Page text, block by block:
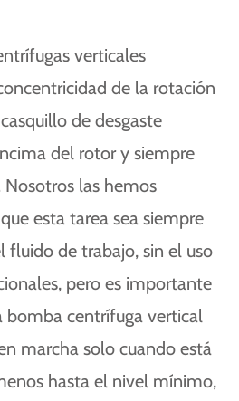
verticales
de la rotación
de desgaste
del rotor y siempre
Nosotros las hemos
esta tarea sea siempre
fluido de trabajo, sin el uso
pero es importante
bomba centrífuga vertical
marcha solo cuando está
hasta el nivel mínimo,